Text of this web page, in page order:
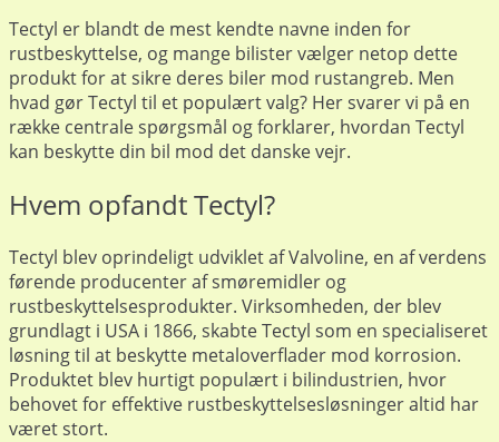
Tectyl er blandt de mest kendte navne inden for
rustbeskyttelse, og mange bilister vælger netop dette
produkt for at sikre deres biler mod rustangreb. Men
hvad gør Tectyl til et populært valg? Her svarer vi på en
række centrale spørgsmål og forklarer, hvordan Tectyl
kan beskytte din bil mod det danske vejr.
Hvem opfandt Tectyl?
Tectyl blev oprindeligt udviklet af Valvoline, en af verdens
førende producenter af smøremidler og
rustbeskyttelsesprodukter. Virksomheden, der blev
grundlagt i USA i 1866, skabte Tectyl som en specialiseret
løsning til at beskytte metaloverflader mod korrosion.
Produktet blev hurtigt populært i bilindustrien, hvor
behovet for effektive rustbeskyttelsesløsninger altid har
været stort.